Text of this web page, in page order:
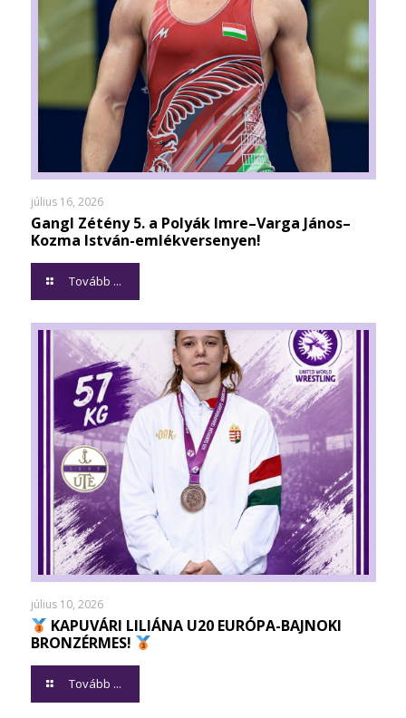
július 16, 2026
Gangl Zétény 5. a Polyák Imre–Varga János–
Kozma István-emlékversenyen!
Tovább ...
július 10, 2026
KAPUVÁRI LILIÁNA U20 EURÓPA-BAJNOKI
BRONZÉRMES!
Tovább ...